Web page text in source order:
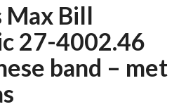
Max Bill
27-4002.46
band – met